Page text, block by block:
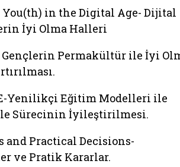
in the Digital Age- Dijital
İyi Olma Halleri
Gençlerin Permakültür ile İyi
Yenilikçi Eğitim Modelleri ile
Sürecinin İyileştirilmesi.
and Practical Decisions-
ve Pratik Kararlar.